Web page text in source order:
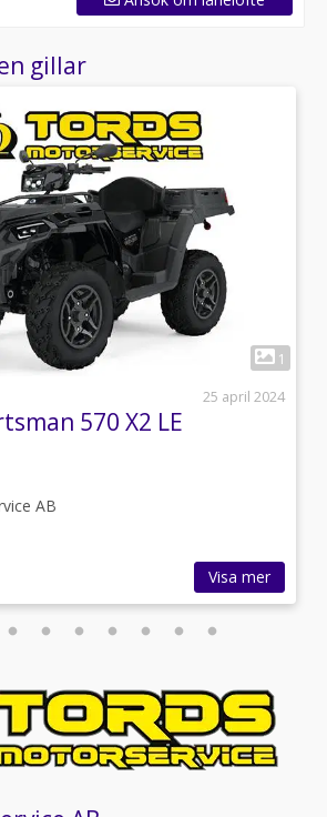
gillar
1
25 april 2024
570 X2 LE
AB
Visa mer